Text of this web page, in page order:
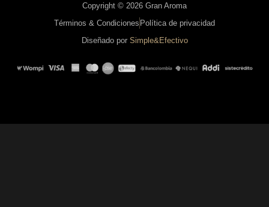
Copyright © 2026 Gran Aroma
Términos & Condiciones Política de privacidad
Diseñado por Simple&Efectivo